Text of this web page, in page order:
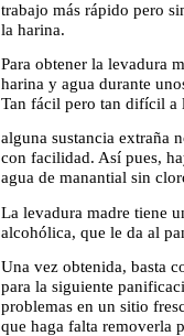
trabajo más rápido pero
la harina.
Para obtener la levadura
harina y agua durante
Tan fácil pero tan difícil a
alguna sustancia extraña
con facilidad. Así pues,
agua de manantial sin
La levadura madre tiene
alcohólica, que le da al
Una vez obtenida, basta
para la siguiente
problemas en un sitio
que haga falta removerla